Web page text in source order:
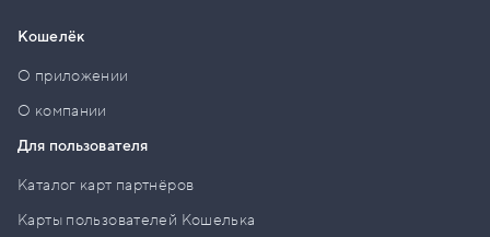
Кошелёк
О приложении
О компании
Для пользователя
Каталог карт партнёров
Карты пользователей Кошелька